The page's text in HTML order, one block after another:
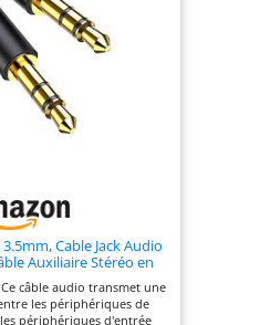
Cable Jack Audio
Auxiliaire Stéréo en
avec Casques,
iPhones, iPod,
et Plus (1.2M)
Ce câble audio transmet une
les périphériques de
périphériques d'entrée